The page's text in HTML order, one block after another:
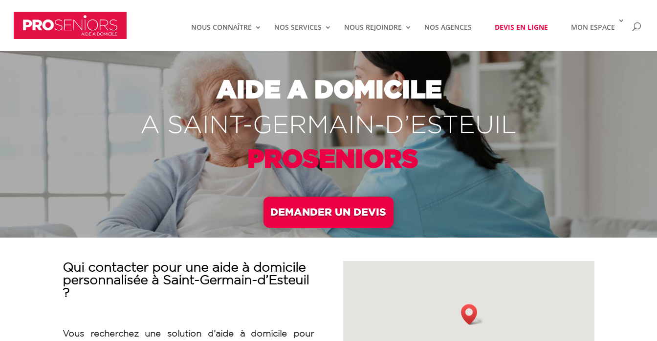
NOUS CONNAÎTRE NOS SERVICES NOUS REJOINDRE NOS AGENCES DEVIS EN LIGNE MON ESPACE
AIDE A DOMICILE
A SAINT-GERMAIN-D’ESTEUIL
PROSENIORS
DEMANDER UN DEVIS
Qui contacter pour une aide à domicile
personnalisée à Saint-Germain-d’Esteuil
?
Vous recherchez une solution d’aide à domicile pour